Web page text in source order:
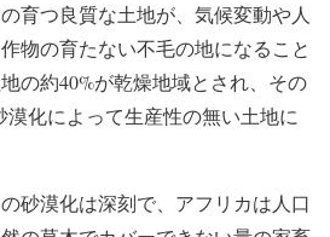
育つ良質な土地が、気候変動や人
物の育たない不毛の地になること
の約40%が乾燥地域とされ、その
漠化によって生産性の無い土地に
砂漠化は深刻で、アフリカは人口